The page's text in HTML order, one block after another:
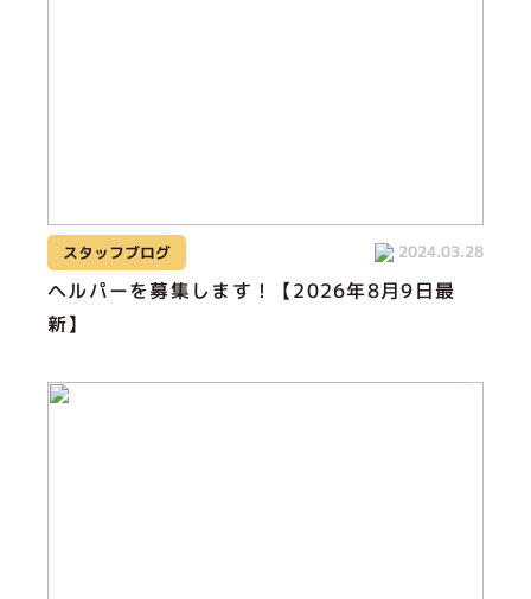
スタッフブログ 2024.03.28
ヘルパーを募集します！【2026年8月9日最
新】